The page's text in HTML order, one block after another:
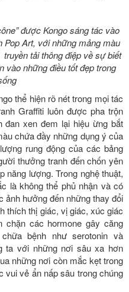
được Kongo sáng tác vào
Pop Art, với những mảng màu
tải thông điệp về sự biết
vào những điều tốt đẹp trong
thể hiện rõ nét trong mọi tác
Graffiti luôn được pha trộn
đan xen đem lại hiệu ừng bắt
chứa đầy những dụng ý của
rung động của các bảng
thưởng tranh đến chốn yên
năng lượng. Trong nghệ thuật,
là không thể phủ nhận và có
ảnh hưởng đến những thay đổi
thích thị giác, vị giác, xúc giác
các hormone gây căng
bệnh như serotonin và
ta với những nơi sâu xa hơn
những nơi còn mắc kẹt trong
vui vẻ ẩn nấp sâu trong chúng